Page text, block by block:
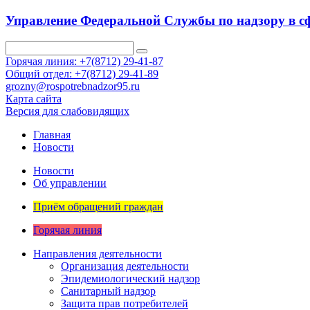
Управление Федеральной Службы по надзору в
Горячая линия: +7(8712) 29-41-87
Общий отдел: +7(8712) 29-41-89
grozny@rospotrebnadzor95.ru
Карта сайта
Версия для слабовидящих
Главная
Новости
Новости
Об управлении
Приём обращений граждан
Горячая линия
Направления деятельности
Организация деятельности
Эпидемиологический надзор
Санитарный надзор
Защита прав потребителей